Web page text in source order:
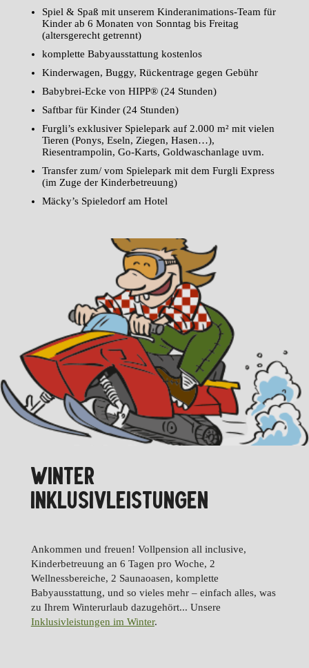
Spiel & Spaß mit unserem Kinderanimations-Team für
Kinder ab 6 Monaten von Sonntag bis Freitag
(altersgerecht getrennt)
komplette Babyausstattung kostenlos
Kinderwagen, Buggy, Rückentrage gegen Gebühr
Babybrei-Ecke von HIPP® (24 Stunden)
Saftbar für Kinder (24 Stunden)
Furgli’s exklusiver Spielepark auf 2.000 m² mit vielen
Tieren (Ponys, Eseln, Ziegen, Hasen…),
Riesentrampolin, Go-Karts, Goldwaschanlage uvm.
Transfer zum/ vom Spielepark mit dem Furgli Express
(im Zuge der Kinderbetreuung)
Mäcky’s Spieledorf am Hotel
WINTER
INKLUSIVLEISTUNGEN
Ankommen und freuen! Vollpension all inclusive,
Kinderbetreuung an 6 Tagen pro Woche, 2
Wellnessbereiche, 2 Saunaoasen, komplette
Babyausstattung, und so vieles mehr – einfach alles, was
zu Ihrem Winterurlaub dazugehört... Unsere
Inklusivleistungen im Winter.